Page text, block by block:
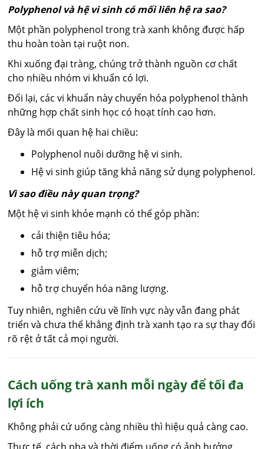
Polyphenol và hệ vi sinh có mối liên hệ ra sao?
Một phần polyphenol trong trà xanh không được hấp
thu hoàn toàn tại ruột non.
Khi xuống đại tràng, chúng trở thành nguồn cơ chất
cho nhiều nhóm vi khuẩn có lợi.
Đổi lại, các vi khuẩn này chuyển hóa polyphenol thành
những hợp chất sinh học có hoạt tính cao hơn.
Đây là mối quan hệ hai chiều:
Polyphenol nuôi dưỡng hệ vi sinh.
Hệ vi sinh giúp tăng khả năng sử dụng polyphenol.
Vì sao điều này quan trọng?
Một hệ vi sinh khỏe mạnh có thể góp phần:
cải thiện tiêu hóa;
hỗ trợ miễn dịch;
giảm viêm;
hỗ trợ chuyển hóa năng lượng.
Tuy nhiên, nghiên cứu về lĩnh vực này vẫn đang phát
triển và chưa thể khẳng định trà xanh tạo ra sự thay đổi
rõ rệt ở tất cả mọi người.
Cách uống trà xanh mỗi ngày để tối đa
lợi ích
Không phải cứ uống càng nhiều thì hiệu quả càng cao.